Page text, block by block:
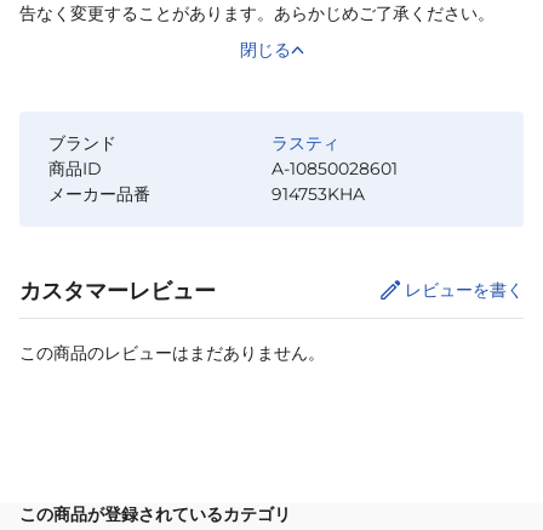
告なく変更することがあります。あらかじめご了承ください。
閉じる
ブランド
ラスティ
商品ID
A-10850028601
メーカー品番
914753KHA
カスタマーレビュー レビューを書く
この商品のレビューはまだありません。
この商品が登録されているカテゴリ